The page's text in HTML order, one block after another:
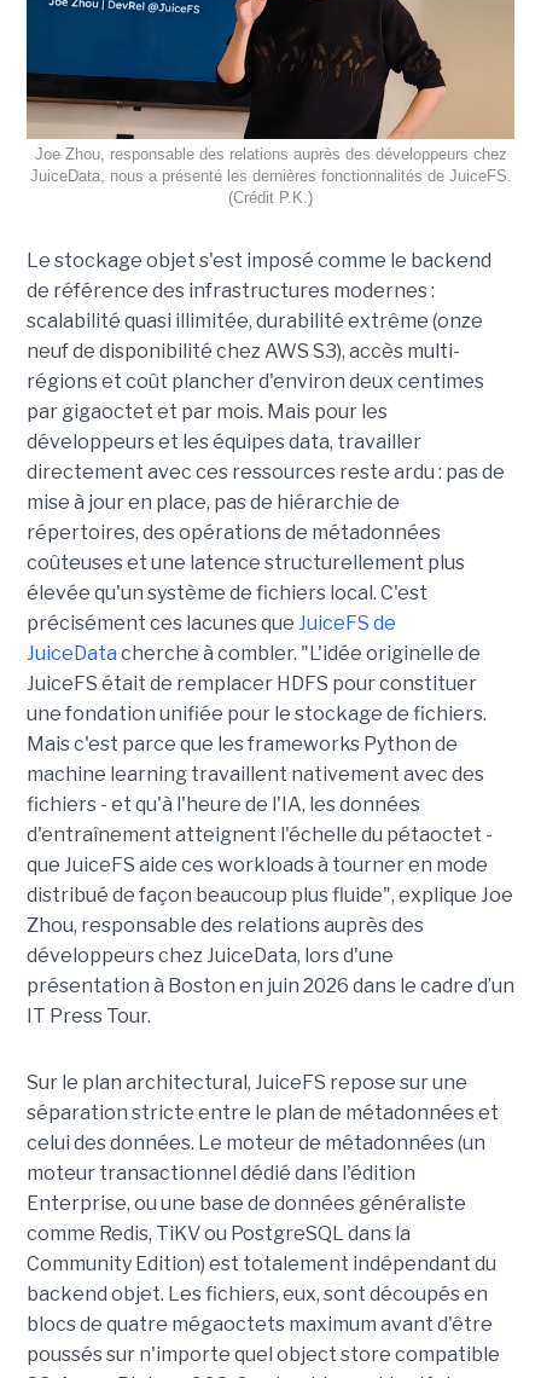
Joe Zhou, responsable des relations auprès des développeurs chez
JuiceData, nous a présenté les dernières fonctionnalités de JuiceFS.
(Crédit P.K.)
Le stockage objet s'est imposé comme le backend
de référence des infrastructures modernes :
scalabilité quasi illimitée, durabilité extrême (onze
neuf de disponibilité chez AWS S3), accès multi-
régions et coût plancher d'environ deux centimes
par gigaoctet et par mois. Mais pour les
développeurs et les équipes data, travailler
directement avec ces ressources reste ardu : pas de
mise à jour en place, pas de hiérarchie de
répertoires, des opérations de métadonnées
coûteuses et une latence structurellement plus
élevée qu'un système de fichiers local. C'est
précisément ces lacunes que JuiceFS de
JuiceData cherche à combler. "L'idée originelle de
JuiceFS était de remplacer HDFS pour constituer
une fondation unifiée pour le stockage de fichiers.
Mais c'est parce que les frameworks Python de
machine learning travaillent nativement avec des
fichiers - et qu'à l'heure de l'IA, les données
d'entraînement atteignent l'échelle du pétaoctet -
que JuiceFS aide ces workloads à tourner en mode
distribué de façon beaucoup plus fluide", explique Joe
Zhou, responsable des relations auprès des
développeurs chez JuiceData, lors d'une
présentation à Boston en juin 2026 dans le cadre d’un
IT Press Tour.
Sur le plan architectural, JuiceFS repose sur une
séparation stricte entre le plan de métadonnées et
celui des données. Le moteur de métadonnées (un
moteur transactionnel dédié dans l'édition
Enterprise, ou une base de données généraliste
comme Redis, TiKV ou PostgreSQL dans la
Community Edition) est totalement indépendant du
backend objet. Les fichiers, eux, sont découpés en
blocs de quatre mégaoctets maximum avant d'être
poussés sur n'importe quel object store compatible